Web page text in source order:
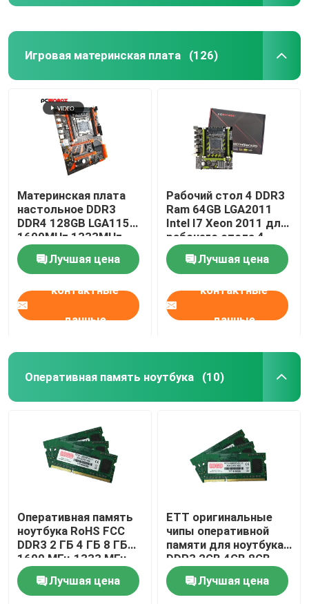
Игровая материнская плата (126)
Материнская плата
настольное DDR3
DDR4 128GB LGA1155
1600MHz 1333MHz
игры X99
Лучшая цена
контактные
данные
Рабочий стол 4 DDR3
Ram 64GB LGA2011
Intel I7 Xeon 2011 для
рабочего стола 4
материнской платы
Intel X79 Intel
Лучшая цена
контактные
данные
Оперативная память ноутбука (10)
Оперативная память
ноутбука RoHS FCC
DDR3 2 ГБ 4 ГБ 8 ГБ
1600 МГц 1333 МГц
PC3L-12800
Лучшая цена
ETT оригинальные
чипы оперативной
памяти для ноутбука
DDR3 2GB 4GB 8GB
1066MHZ 1333MHZ
1600MHZЛучшая цена